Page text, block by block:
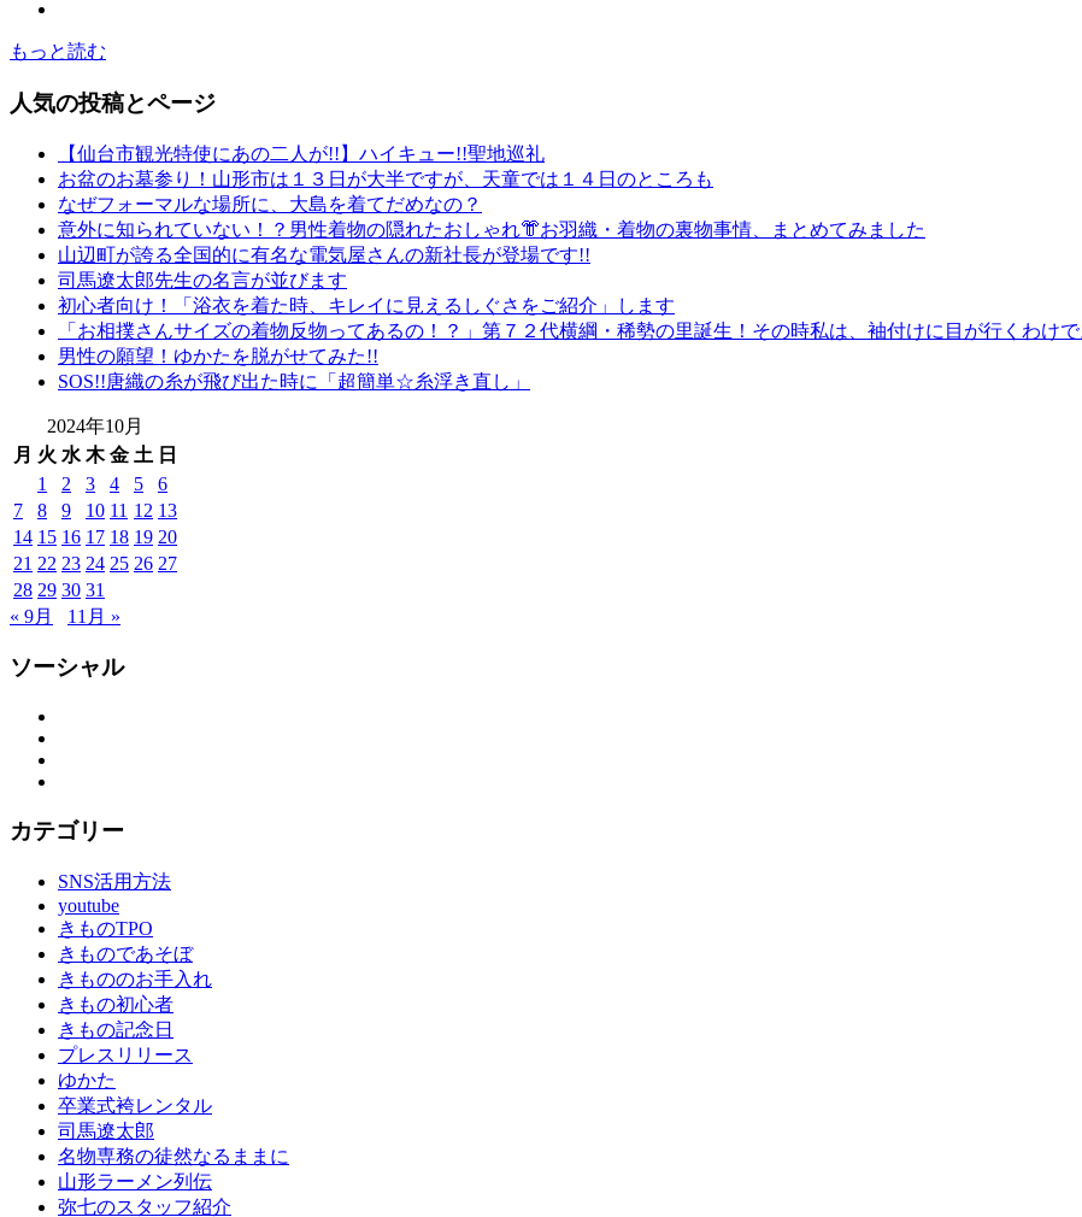
もっと読む
人気の投稿とページ
【仙台市観光特使にあの二人が!!】ハイキュー!!聖地巡礼
お盆のお墓参り！山形市は１３日が大半ですが、天童では１４日のところも
なぜフォーマルな場所に、大島を着てだめなの？
意外に知られていない！？男性着物の隠れたおしゃれ👘お羽織・着物の裏物事情、まとめてみました
山辺町が誇る全国的に有名な電気屋さんの新社長が登場です!!
司馬遼太郎先生の名言が並びます
初心者向け！「浴衣を着た時、キレイに見えるしぐさをご紹介」します
「お相撲さんサイズの着物反物ってあるの！？」第７２代横綱・稀勢の里誕生！その時私は、袖付けに目が行くわけで
男性の願望！ゆかたを脱がせてみた!!
SOS!!唐織の糸が飛び出た時に「超簡単☆糸浮き直し」
2024年10月
月 火 水 木 金 土 日
1
2 3 4 5
6
7
8 9 10 11 12 13
14 15 16 17 18 19 20
21 22 23 24 25 26 27
28 29 30 31
« 9月
11月 »
ソーシャル
カテゴリー
SNS活用方法
youtube
きものTPO
きものであそぼ
きもののお手入れ
きもの初心者
きもの記念日
プレスリリース
ゆかた
卒業式袴レンタル
司馬遼太郎
名物専務の徒然なるままに
山形ラーメン列伝
弥七のスタッフ紹介